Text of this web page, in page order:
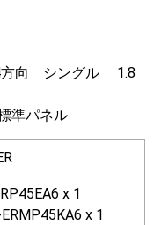
方向 シングル 1.8
準パネル
x 1
x 1